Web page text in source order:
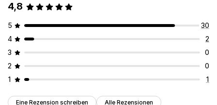
4,8
5
30
4
2
3
0
2
0
1
1
Eine Rezension schreiben Alle Rezensionen